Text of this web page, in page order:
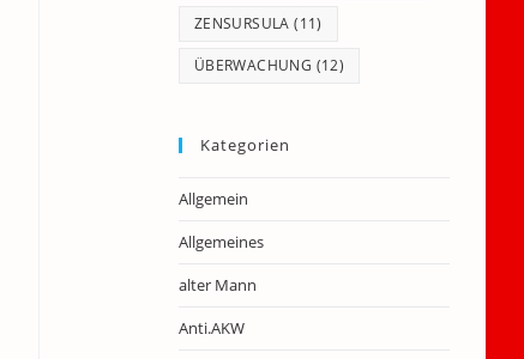
ZENSURSULA (11)
ÜBERWACHUNG (12)
Kategorien
Allgemein
Allgemeines
alter Mann
Anti.AKW